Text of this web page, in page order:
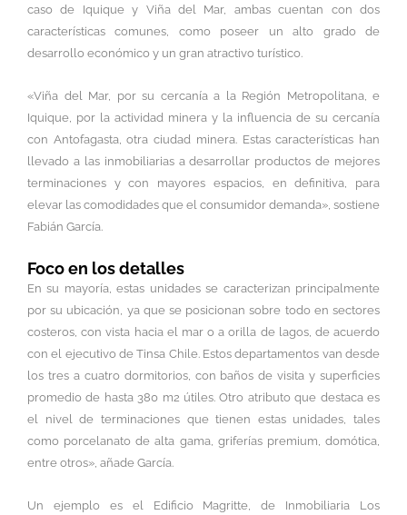
caso de Iquique y Viña del Mar, ambas cuentan con dos
características comunes, como poseer un alto grado de
desarrollo económico y un gran atractivo turístico.
«Viña del Mar, por su cercanía a la Región Metropolitana, e
Iquique, por la actividad minera y la influencia de su cercanía
con Antofagasta, otra ciudad minera. Estas características han
llevado a las inmobiliarias a desarrollar productos de mejores
terminaciones y con mayores espacios, en definitiva, para
elevar las comodidades que el consumidor demanda», sostiene
Fabián García.
Foco en los detalles
En su mayoría, estas unidades se caracterizan principalmente
por su ubicación, ya que se posicionan sobre todo en sectores
costeros, con vista hacia el mar o a orilla de lagos, de acuerdo
con el ejecutivo de Tinsa Chile. Estos departamentos van desde
los tres a cuatro dormitorios, con baños de visita y superficies
promedio de hasta 380 m2 útiles. Otro atributo que destaca es
el nivel de terminaciones que tienen estas unidades, tales
como porcelanato de alta gama, griferías premium, domótica,
entre otros», añade García.
Un ejemplo es el Edificio Magritte, de Inmobiliaria Los